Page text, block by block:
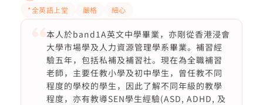
*全英語上堂 嚴格 細心
本人於band1A英文中學畢業，亦剛從香港浸會
大學市場學及人力資源管理學系畢業。補習經
驗五年，包括私補及補習社。現在為全職補習
老師，主要任教小學及初中學生，曾任教不同
程度的學校的學生，因此了解不同年級的教學
程度，亦有教導SEN學生經驗(ASD, ADHD, 及